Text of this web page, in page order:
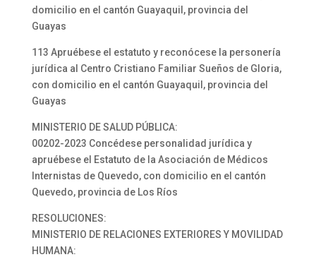
domicilio en el cantón Guayaquil, provincia del
Guayas
113 Apruébese el estatuto y reconócese la personería
jurídica al Centro Cristiano Familiar Sueños de Gloria,
con domicilio en el cantón Guayaquil, provincia del
Guayas
MINISTERIO DE SALUD PÚBLICA:
00202-2023 Concédese personalidad jurídica y
apruébese el Estatuto de la Asociación de Médicos
Internistas de Quevedo, con domicilio en el cantón
Quevedo, provincia de Los Ríos
RESOLUCIONES:
MINISTERIO DE RELACIONES EXTERIORES Y MOVILIDAD
HUMANA: